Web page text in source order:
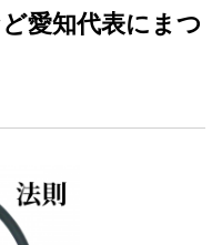
愛知代表にまつ